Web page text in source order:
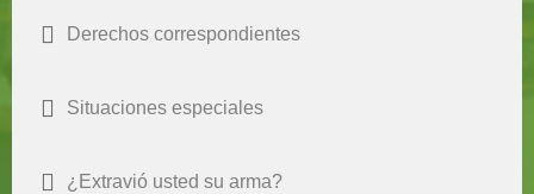
Derechos correspondientes
Situaciones especiales
¿Extravió usted su arma?